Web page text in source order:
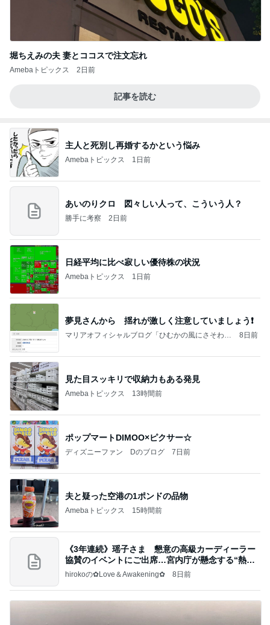
堀ちえみの夫 妻とココスで注文忘れ
Amebaトピックス 2日前
記事を読む
主人と死別し再婚するかという悩み
Amebaトピックス 1日前
あいのりクロ 図々しい人って、こういう人？
勝手に考察 2日前
日経平均に比べ寂しい優待株の状況
Amebaトピックス 1日前
夢見さんから 揺れが激しく注意していましょう❗️
マリアオフィシャルブログ「ひむかの風にさそわれ
8日前
見た目スッキリで収納力もある発見
Amebaトピックス 13時間前
ポップマートDIMOO×ピクサー☆
ディズニーファン Dのブログ 7日前
夫と疑った空港の1ポンドの品物
Amebaトピックス 15時間前
《3年連続》瑶子さま 懇意の高級カーディーラー
協賛のイベントにご出席…宮内庁が懸念する“熱心
すぎ
hirokoの✿Love＆Awakening✿ 8日前